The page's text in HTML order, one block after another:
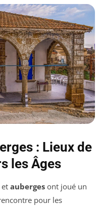
: Lieux de
les Âges
et auberges ont joué un
pour les